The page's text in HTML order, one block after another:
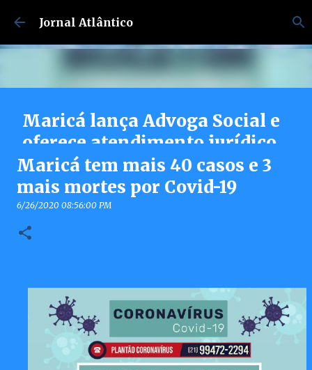
Pular para o conteúdo principal
Jornal Atlântico
Maricá lança Advoga Social e
oferece atendimento jurídico
gratuito e online 24h para
moradores
7/30/2026 04:53:00 PM
Maricá tem mais 40 casos e 3
mais mortes por Covid-19
6/26/2020 08:56:00 PM